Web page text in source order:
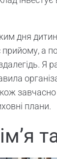
дня
прийому, а
плани.